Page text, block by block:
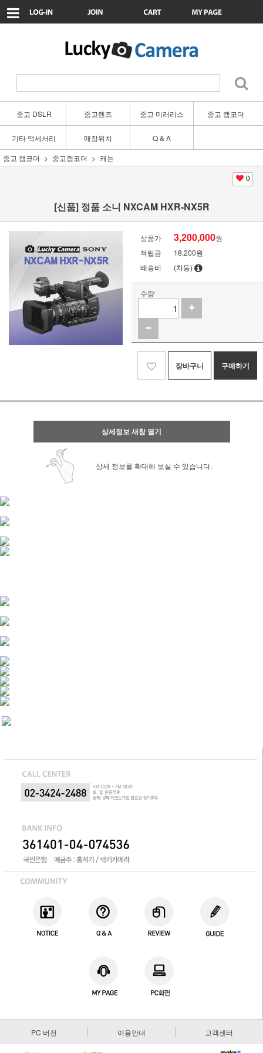
중고 DSLR 중고렌즈 중고 미러리스 중고 캠코더
기타 액세서리 매장위치
Q & A
중고 캠코더
중고캠코더 캐논
0
[신품] 정품 소니 NXCAM HXR-NX5R
상품가 3,200,000원
적립금
18,200원
배송비
(차등)
수량
장바구니 구매하기
상세정보 새창 열기
상세 정보를 확대해 보실 수 있습니다.
PC 버전 이용안내 고객센터